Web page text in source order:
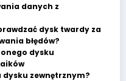
danych z
dysk twardy za
błędów?
dysku
zewnętrznym?